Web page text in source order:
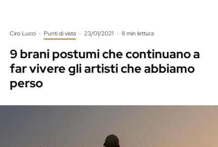
Ciro Lucci · Punti di vista · 23/01/2021 · 8 min lettura
9 brani postumi che continuano a
far vivere gli artisti che abbiamo
perso